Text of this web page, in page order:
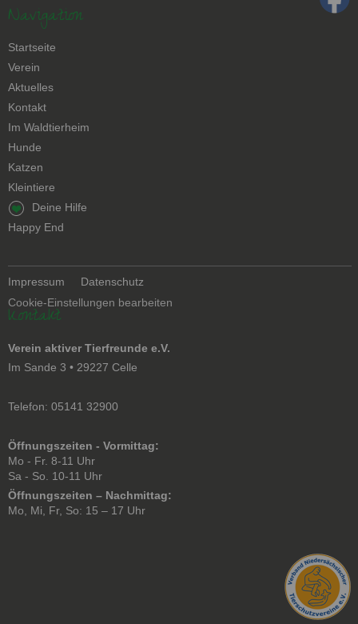
Navigation
Navigation
überspringen
Startseite
Verein
Aktuelles
Kontakt
Navigation
überspringen
Im Waldtierheim
Hunde
Katzen
Kleintiere
Navigation
überspringen
Deine Hilfe
Happy End
Navigation
überspringen
Impressum
Datenschutz
Cookie-Einstellungen bearbeiten
Kontakt
Verein aktiver Tierfreunde e.V.
Im Sande 3 • 29227 Celle
Telefon: 05141 32900
Öffnungszeiten - Vormittag:
Mo - Fr. 8-11 Uhr
Sa - So. 10-11 Uhr
Öffnungszeiten – Nachmittag:
Mo, Mi, Fr, So: 15 – 17 Uhr